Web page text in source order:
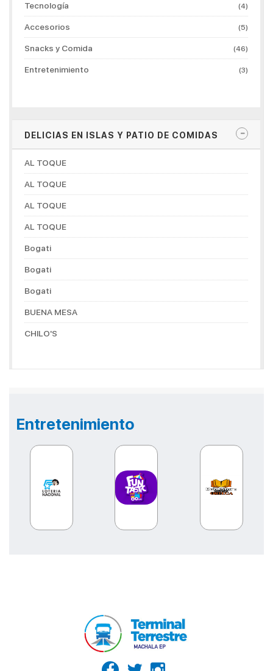
Tecnología (4)
Accesorios (5)
Snacks y Comida (46)
Entretenimiento (3)
DELICIAS EN ISLAS Y PATIO DE COMIDAS
AL TOQUE
AL TOQUE
AL TOQUE
AL TOQUE
Bogati
Bogati
Bogati
BUENA MESA
CHILO'S
EL EPICENTRO DEL SABOR – PANADERIA Y PASTELERIA
EMPANADAS DE NICO
Fina Reposteria
Entretenimiento